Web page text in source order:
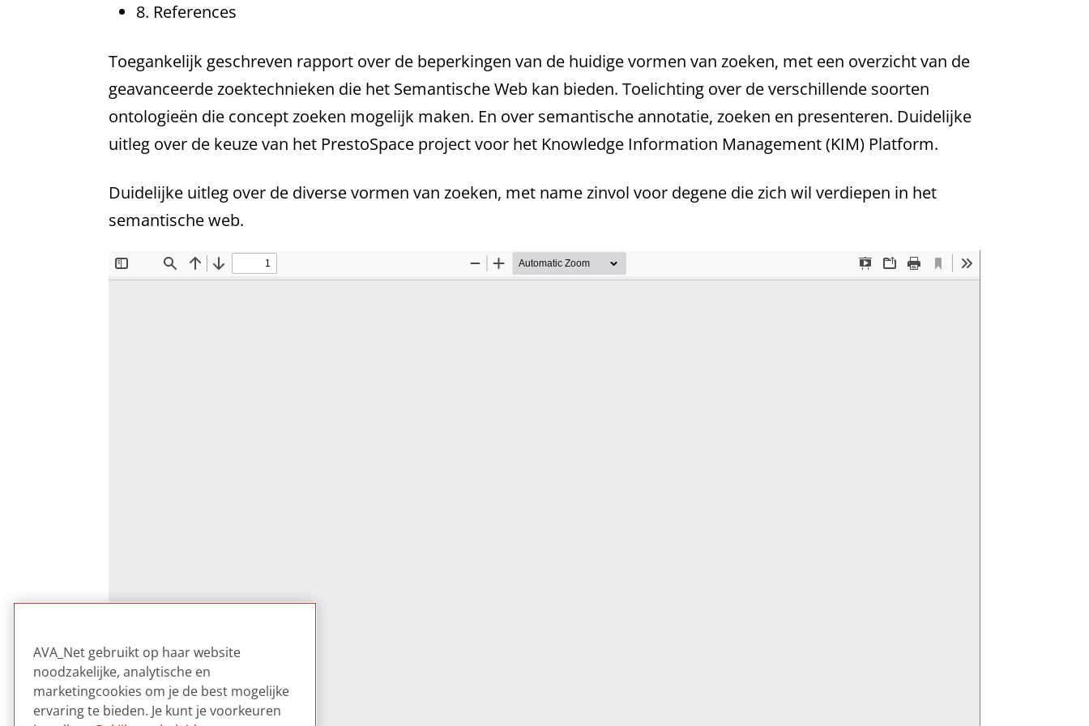
8. References
Toegankelijk geschreven rapport over de beperkingen van de huidige vormen van zoeken, met een overzicht van de
geavanceerde zoektechnieken die het Semantische Web kan bieden. Toelichting over de verschillende soorten
ontologieën die concept zoeken mogelijk maken. En over semantische annotatie, zoeken en presenteren. Duidelijke
uitleg over de keuze van het PrestoSpace project voor het Knowledge Information Management (KIM) Platform.
Duidelijke uitleg over de diverse vormen van zoeken, met name zinvol voor degene die zich wil verdiepen in het
semantische web.
AVA_Net gebruikt op haar website
noodzakelijke, analytische en
marketingcookies om je de best mogelijke
ervaring te bieden. Je kunt je voorkeuren